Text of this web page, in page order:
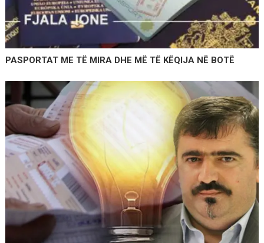
PASPORTAT ME TË MIRA DHE MË TË KËQIJA NË BOTË